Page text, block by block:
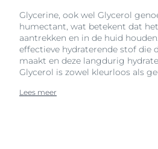
Glycerine, ook wel Glycerol
humectant, wat betekent dat
aantrekken en in de huid
effectieve hydraterende stof die
maakt en deze langdurig
Glycerol is zowel kleurloos als
Lees meer